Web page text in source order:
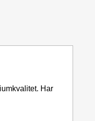
Har